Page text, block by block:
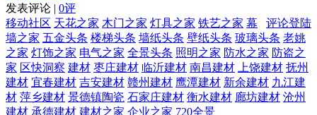
发表评论 | 0评
评论登陆
移动社区 天花之家 木门之家 灯具之家 铁艺之家 幕
墙之家 五金头条 楼梯头条 墙纸头条 壁纸头条 玻璃头条 老姚
之家 灯饰之家 电气之家 全景头条 照明之家 防水之家 防盗之
家 区快洞察 建材 枣庄建材 临沂建材 南昌建材 上饶建材 抚州
建材 宜春建材 吉安建材 赣州建材 鹰潭建材 新余建材 九江建
材 萍乡建材 景德镇陶瓷 石家庄建材 衡水建材 廊坊建材 沧州
建材 承德建材 建材之家 企业之家 720全景